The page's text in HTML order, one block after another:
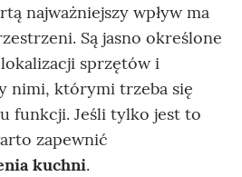
najważniejszy wpływ ma
Są jasno określone
sprzętów i
nimi, którymi trzeba się
funkcji. Jeśli tylko jest to
zapewnić
kuchni.